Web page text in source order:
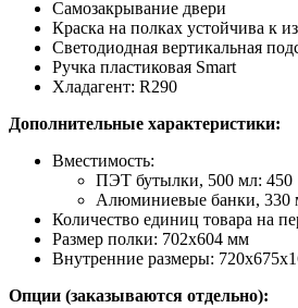
Самозакрывание двери
Краска на полках устойчива к
Светодиодная вертикальная
Ручка пластиковая Smart
Хладагент: R290
Дополнительные характеристики:
Вместимость:
ПЭТ бутылки, 500 мл: 450
Алюминиевые банки, 330
Количество единиц товара на
Размер полки: 702х604 мм
Внутренние размеры:
Опции (заказываются отдельно):